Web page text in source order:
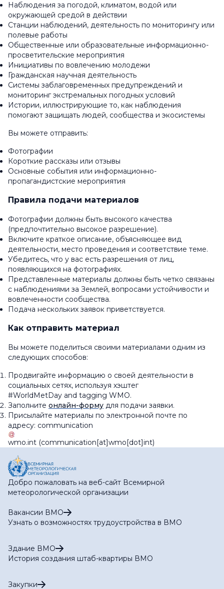
Наблюдения за погодой, климатом, водой или
окружающей средой в действии
Станции наблюдений, деятельность по мониторингу или
полевые работы
Общественные или образовательные информационно-
просветительские мероприятия
Инициативы по вовлечению молодежи
Гражданская научная деятельность
Системы заблаговременных предупреждений и
мониторинг экстремальных погодных условий
Истории, иллюстрирующие то, как наблюдения
помогают защищать людей, сообщества и экосистемы
Вы можете отправить:
Фотографии
Короткие рассказы или отзывы
Основные события или информационно-
пропагандистские мероприятия
Правила подачи материалов
Фотографии должны быть высокого качества
(предпочтительно высокое разрешение).
Включите краткое описание, объясняющее вид
деятельности, место проведения и соответствие теме.
Убедитесь, что у вас есть разрешения от лиц,
появляющихся на фотографиях.
Представленные материалы должны быть четко связаны
с наблюдениями за Землей, вопросами устойчивости и
вовлеченности сообщества.
Подача нескольких заявок приветствуется.
Как отправить материал
Вы можете поделиться своими материалами одним из
следующих способов:
Продвигайте информацию о своей деятельности в
социальных сетях, используя хэштег
#WorldMetDay and tagging WMO.
Заполните онлайн-форму для подачи заявки.
Присылайте материалы по электронной почте по
адресу: communication
wmo.int (communication[at]wmo[dot]int)
Добро пожаловать на веб-сайт Всемирной
метеорологической организации
Вакансии ВМО
Узнать о возможностях трудоустройства в ВМО
Здание ВМО
История создания штаб-квартиры ВМО
Закупки